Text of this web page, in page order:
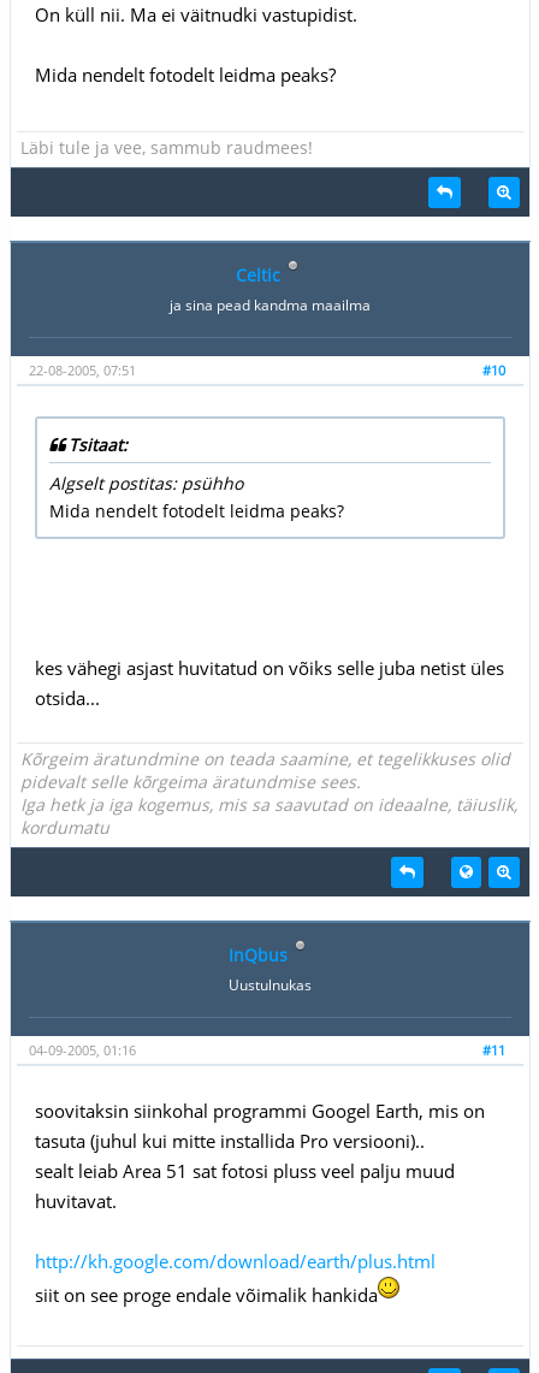
On küll nii. Ma ei väitnudki vastupidist.
Mida nendelt fotodelt leidma peaks?
Läbi tule ja vee, sammub raudmees!
Celtic
ja sina pead kandma maailma
#10
22-08-2005, 07:51
Tsitaat:
Algselt postitas: psühho
Mida nendelt fotodelt leidma peaks?
kes vähegi asjast huvitatud on võiks selle juba netist üles
otsida...
Kõrgeim äratundmine on teada saamine, et tegelikkuses olid
pidevalt selle kõrgeima äratundmise sees.
Iga hetk ja iga kogemus, mis sa saavutad on ideaalne, täiuslik,
kordumatu
InQbus
Uustulnukas
#11
04-09-2005, 01:16
soovitaksin siinkohal programmi Googel Earth, mis on
tasuta (juhul kui mitte installida Pro versiooni)..
sealt leiab Area 51 sat fotosi pluss veel palju muud
huvitavat.
http://kh.google.com/download/earth/plus.html
siit on see proge endale võimalik hankida